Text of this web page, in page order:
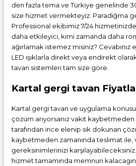
den fazla tema ve Türkiye genelinde
size hizmet vermekteyiz. Paradiğma
Professional ekibimiz 7/24
daha etkileyici, kimi zamanda daha
ağırlamak istemez misiniz?
LED ışıklarla direkt veya endirekt
tavan sistemleri tam size göre.
Kartal gergi tavan
Kartal gergi tavan ve uygulama
çözüm arıyorsanız vakit kaybetmeden
tarafından ince elenip sık dokunan
kaybetmeden zamanında teslimat
gereksinimlerinizi karşılayabileceksiniz.
hizmet tamamında memnun